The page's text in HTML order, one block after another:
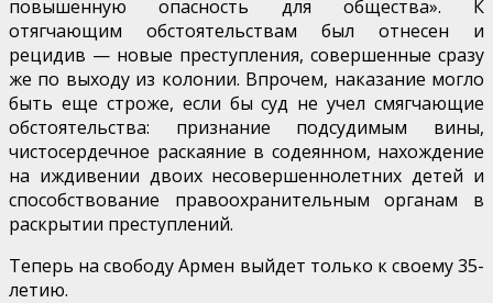
повышенную опасность для общества». К
отягчающим обстоятельствам был отнесен и
рецидив — новые преступления, совершенные сразу
же по выходу из колонии. Впрочем, наказание могло
быть еще строже, если бы суд не учел смягчающие
обстоятельства: признание подсудимым вины,
чистосердечное раскаяние в содеянном, нахождение
на иждивении двоих несовершеннолетних детей и
способствование правоохранительным органам в
раскрытии преступлений.
Теперь на свободу Армен выйдет только к своему 35-
летию.